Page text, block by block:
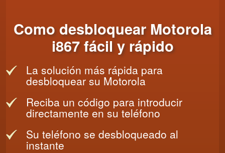
Como desbloquear Motorola
i867 fácil y rápido
La solución más rápida para
desbloquear su Motorola
Reciba un código para introducir
directamente en su teléfono
Su teléfono se desbloqueado al
instante